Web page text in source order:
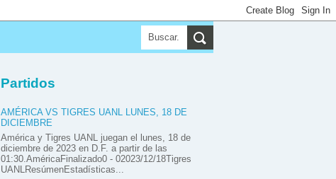
Partidos
AMÉRICA VS TIGRES UANL LUNES, 18 DE
DICIEMBRE
América y Tigres UANL juegan el lunes, 18 de
diciembre de 2023 en D.F. a partir de las
01:30.AméricaFinalizado0 - 02023/12/18Tigres
UANLResúmenEstadísticas...